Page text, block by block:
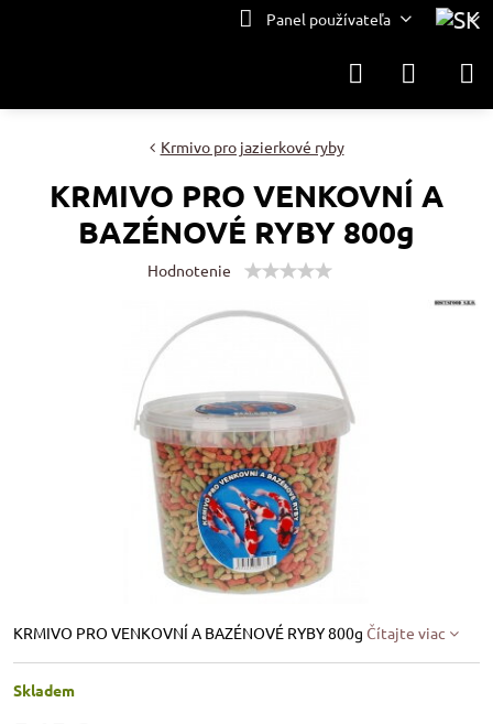
Panel používateľa
Krmivo pro jazierkové ryby
KRMIVO PRO VENKOVNÍ A
BAZÉNOVÉ RYBY 800g
Hodnotenie
KRMIVO PRO VENKOVNÍ A BAZÉNOVÉ RYBY 800g Čítajte viac
Skladem